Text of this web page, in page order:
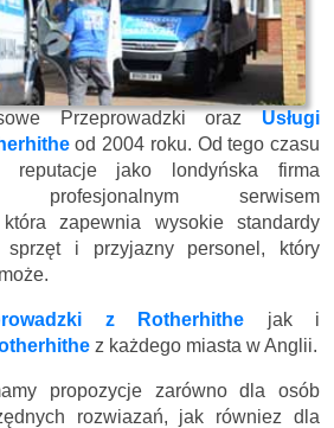
Przeprowadzki orazUsługi
od 2004 roku. Od tego czasu
reputacje jako londyńska firma
serwisem
która zapewnia wysokie standardy
sprzęt i przyjazny personel, który
z Rotherhithe jak i
z każdego miasta w Anglii.
propozycje zarówno dla osób
rozwiazań, jak równiez dla